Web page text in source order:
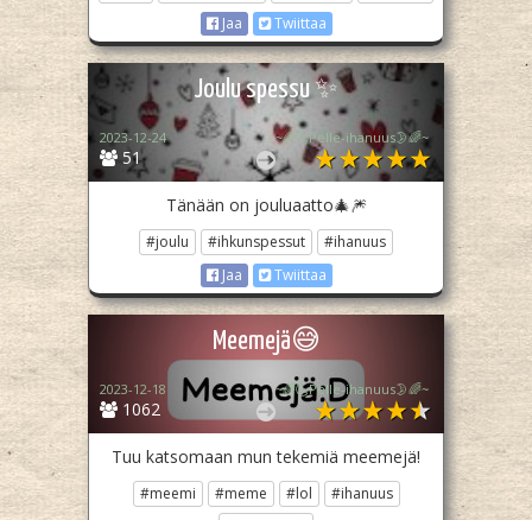
Jaa
Twiittaa
Joulu spessu ✨
51
2023-12-24 ~🌈🌜Pelle-ihanuus🌛🌈~
Tänään on jouluaatto🎄🎆
#joulu #ihkunspessut
#ihanuus
Jaa
Twiittaa
Meemejä😅
1062
2023-12-18 ~🌈🌜Pelle-ihanuus🌛🌈~
Tuu katsomaan mun tekemiä meemejä!
#meemi #meme #lol
#ihanuus